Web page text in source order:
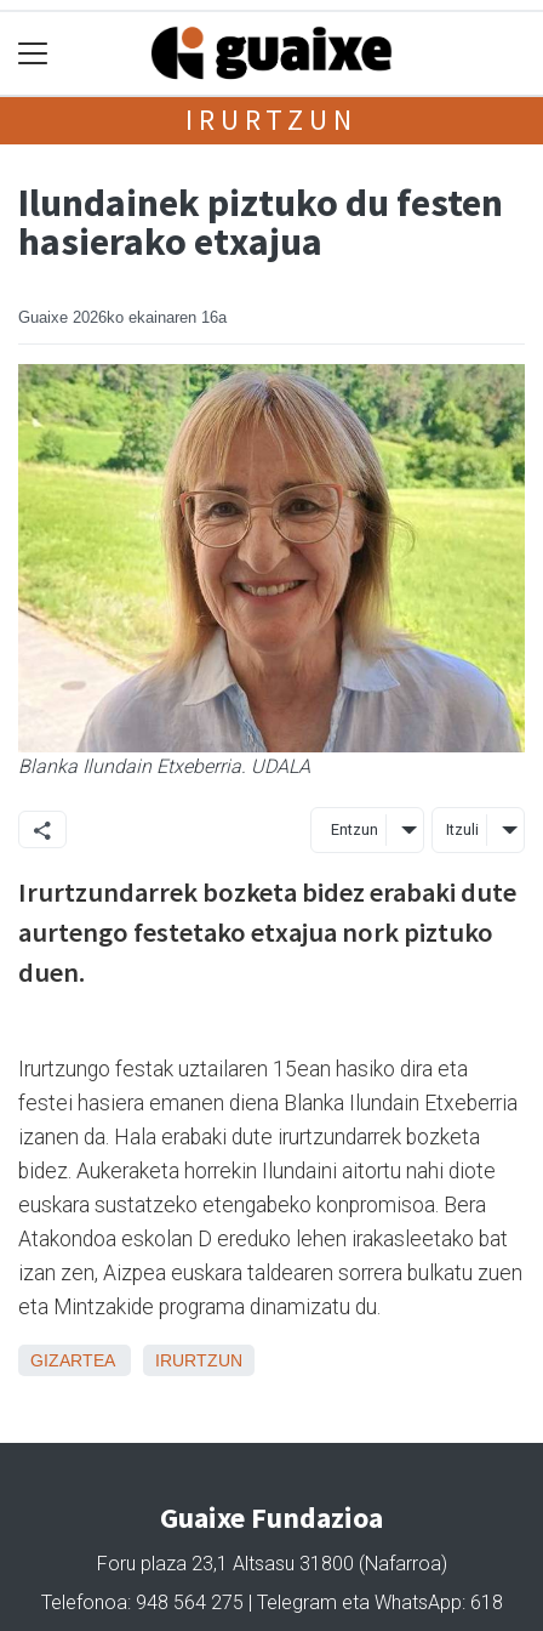
IRURTZUN
Ilundainek piztuko du festen
hasierako etxajua
Guaixe 2026ko ekainaren 16a
Blanka Ilundain Etxeberria. UDALA
Entzun Itzuli
Irurtzundarrek bozketa bidez erabaki dute
aurtengo festetako etxajua nork piztuko
duen.
Irurtzungo festak uztailaren 15ean hasiko dira eta
festei hasiera emanen diena Blanka Ilundain Etxeberria
izanen da. Hala erabaki dute irurtzundarrek bozketa
bidez. Aukeraketa horrekin Ilundaini aitortu nahi diote
euskara sustatzeko etengabeko konpromisoa. Bera
Atakondoa eskolan D ereduko lehen irakasleetako bat
izan zen, Aizpea euskara taldearen sorrera bulkatu zuen
eta Mintzakide programa dinamizatu du.
GIZARTEA IRURTZUN
Guaixe Fundazioa
Foru plaza 23,1 Altsasu 31800 (Nafarroa)
Telefonoa: 948 564 275 | Telegram eta WhatsApp: 618